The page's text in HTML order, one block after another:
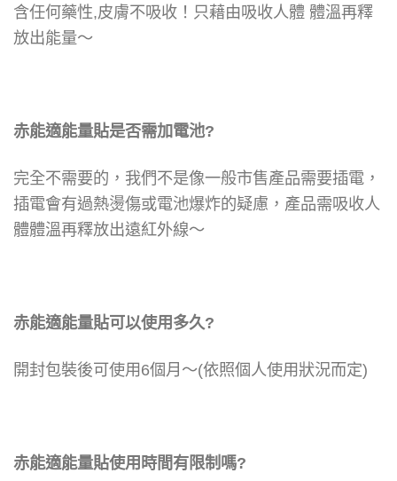
含任何藥性,皮膚不吸收！ 只藉由吸收人體 體溫再釋
放出能量～
赤能適能量貼是否需加電池?
完全不需要的， 我們不是像一般市售產品需要插電，
插電會有過熱燙傷或電池爆炸的疑慮， 產品需吸收人
體體溫再釋放出遠紅外線～
赤能適能量貼可以使用多久?
開封包裝後可使用6個月～(依照個人使用狀況而定)
赤能適能量貼使用時間有限制嗎?